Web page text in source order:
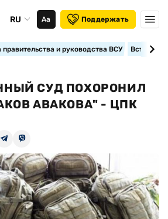
RU Аа Поддержать
правительства и руководства ВСУ
СУД ПОХОРОНИЛ
АВАКОВА" - ЦПК